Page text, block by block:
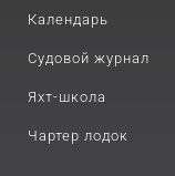
Календарь
Судовой журнал
Яхт-школа
Чартер лодок